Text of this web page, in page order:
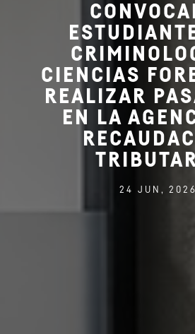
CIENCIAS
REALIZAR
EN LA
24 JUN, 2026